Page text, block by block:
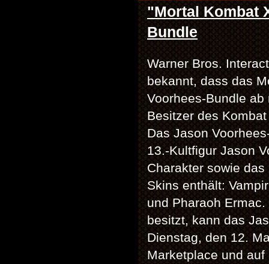
"Mortal Kombat
Bundle
Warner Bros.
bekannt, dass das
Voorhees-Bundle
Besitzer des
Das Jason
13.-Kultfigur Jason
Charakter sowie
Skins enthält:
und Pharaoh
besitzt, kann das
Dienstag, den 12.
Marketplace und